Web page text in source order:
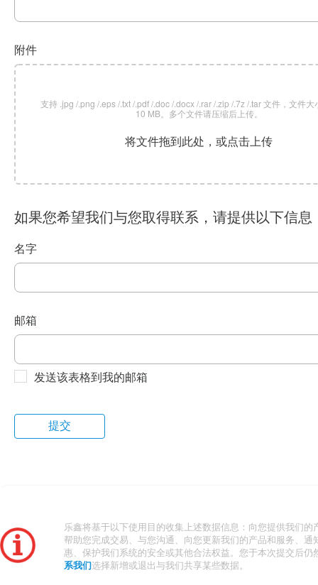
附件
支持 .jpg /.png /.eps /.txt /.pdf /.doc /.docx /.rar /.zip /.7z /.tar 文件，文件大
10 MB。多个文件请压缩后上传。
将文件拖到此处，或点击上传
如果您希望我们与您取得联系，请提供以下信息
名字
邮箱
发送该表格到我的邮箱
乐鑫将基于以下使用目的收集上述数据信息：向您提供我们的
帮助您完成交易、与您沟通、向您更新我们的产品和服务、通
惠、保护我们系统的安全或其他合法权益。您于本次提交后仍
系我们 选择新增或退出与我们共享某些数据。